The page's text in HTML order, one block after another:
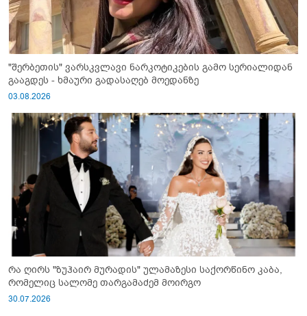
"შერბეთის" ვარსკვლავი ნარკოტიკების გამო სერიალიდან
გააგდეს - ხმაური გადასაღებ მოედანზე
03.08.2026
რა ღირს "ზუჰაირ მურადის" ულამაზესი საქორწინო კაბა,
რომელიც სალომე თარგამაძემ მოირგო
30.07.2026